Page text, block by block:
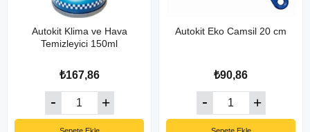
Autokit Klima ve Hava
Temizleyici 150ml
₺167,86
Autokit Eko Camsil 20 cm
₺90,86